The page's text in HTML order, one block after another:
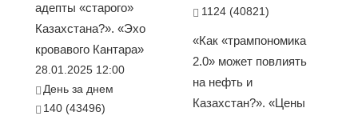
адепты «старого»
Казахстана?». «Эхо
кровавого Кантара»
28.01.2025 12:00
День за днем
140 (43496)
1124 (40821)
«Как «трампономика
2.0» может повлиять
на нефть и
Казахстан?». «Цены